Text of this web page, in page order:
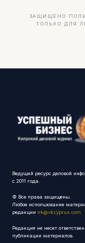
ЗАЩИЩЕНО
ТОЛЬКО ДЛЯ
Ведущий ресурс деловой
с 2011 года.
© Все права защищены.
Любое использование
редакции nk@vkcyprus.com
Редакция не несет
публикации материалов.